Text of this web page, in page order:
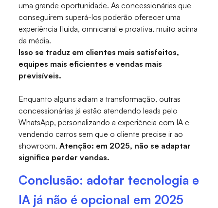
uma grande oportunidade. As concessionárias que
conseguirem superá-los poderão oferecer uma
experiência fluida, omnicanal e proativa, muito acima
da média.
Isso se traduz em clientes mais satisfeitos,
equipes mais eficientes e vendas mais
previsíveis.
Enquanto alguns adiam a transformação, outras
concessionárias já estão atendendo leads pelo
WhatsApp, personalizando a experiência com IA e
vendendo carros sem que o cliente precise ir ao
showroom.Atenção: em 2025, não se adaptar
significa perder vendas.
Conclusão: adotar tecnologia e
IA já não é opcional em 2025